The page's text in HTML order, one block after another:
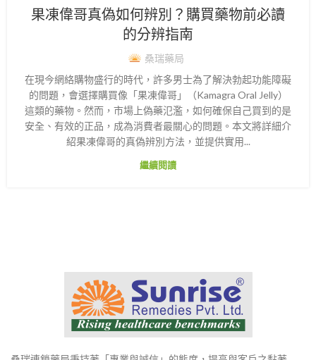
果凍偉哥真偽如何辨別？購買藥物前必讀
的分辨指南
桑瑞藥局
在現今網絡購物盛行的時代，許多男士為了解決勃起功能障礙
的問題，會選擇購買像「果凍偉哥」（Kamagra Oral Jelly）
這類的藥物。然而，市場上偽藥氾濫，如何確保自己買到的是
安全、有效的正品，成為消費者最關心的問題。本文將詳細介
紹果凍偉哥的真偽辨別方法，並提供實用...
繼續閱讀